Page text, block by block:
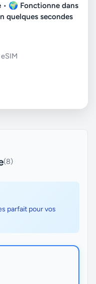
• 🌍 Fonctionne dans
quelques secondes
(8)
parfait pour vos